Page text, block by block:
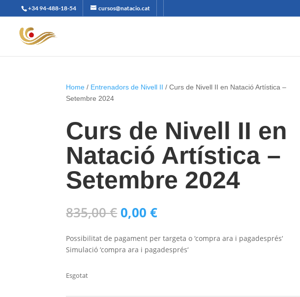
+34 94-488-18-54 cursos@natacio.cat
Home / Entrenadors de Nivell II / Curs de Nivell II en Natació Artística –
Setembre 2024
Curs de Nivell II en
Natació Artística –
Setembre 2024
835,00€ El
preu
original
era:
835,00 €.
0,00€El
actual
és:
0,00 €.
Possibilitat de pagament per targeta o ‘compra ara i pagadesprés‘
Simulació ‘compra ara i pagadesprés‘
Esgotat